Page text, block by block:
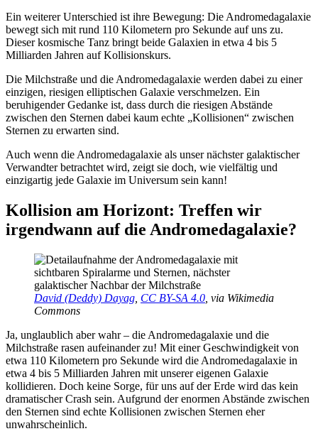
Ein weiterer Unterschied ist ihre Bewegung: Die Andromedagalaxie
bewegt sich mit rund 110 Kilometern pro Sekunde auf uns zu.
Dieser kosmische Tanz bringt beide Galaxien in etwa 4 bis 5
Milliarden Jahren auf Kollisionskurs.
Die Milchstraße und die Andromedagalaxie werden dabei zu einer
einzigen, riesigen elliptischen Galaxie verschmelzen. Ein
beruhigender Gedanke ist, dass durch die riesigen Abstände
zwischen den Sternen dabei kaum echte „Kollisionen“ zwischen
Sternen zu erwarten sind.
Auch wenn die Andromedagalaxie als unser nächster galaktischer
Verwandter betrachtet wird, zeigt sie doch, wie vielfältig und
einzigartig jede Galaxie im Universum sein kann!
Kollision am Horizont: Treffen wir
irgendwann auf die Andromedagalaxie?
David (Deddy) Dayag CC BY-SA 4.0 , via Wikimedia
Commons
Ja, unglaublich aber wahr – die Andromedagalaxie und die
Milchstraße rasen aufeinander zu! Mit einer Geschwindigkeit von
etwa 110 Kilometern pro Sekunde wird die Andromedagalaxie in
etwa 4 bis 5 Milliarden Jahren mit unserer eigenen Galaxie
kollidieren. Doch keine Sorge, für uns auf der Erde wird das kein
dramatischer Crash sein. Aufgrund der enormen Abstände zwischen
den Sternen sind echte Kollisionen zwischen Sternen eher
unwahrscheinlich.